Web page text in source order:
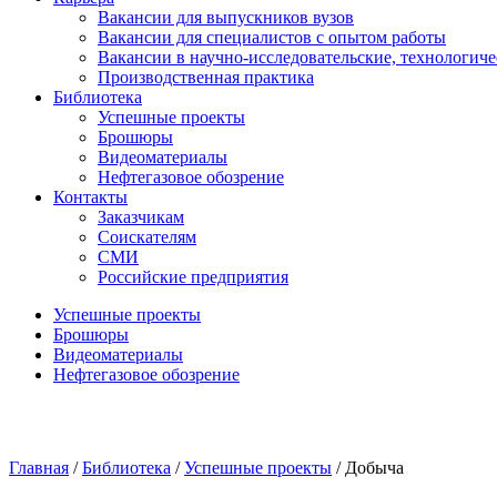
Вакансии для выпускников вузов
Вакансии для специалистов с опытом работы
Вакансии в научно-исследовательские,
Производственная практика
Библиотека
Успешные проекты
Брошюры
Видеоматериалы
Нефтегазовое обозрение
Контакты
Заказчикам
Соискателям
СМИ
Российские предприятия
Успешные проекты
Брошюры
Видеоматериалы
Нефтегазовое обозрение
Главная /Библиотека /Успешные проекты / Добыча